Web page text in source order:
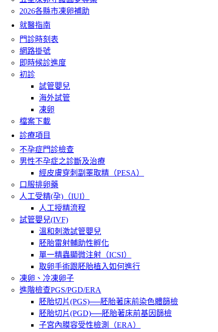
2026各縣市凍卵補助
就醫指南
門診時刻表
網路掛號
即時候診進度
初診
試管嬰兒
海外試管
凍卵
檔案下載
診療項目
不孕症門診檢查
男性不孕症之診斷及治療
經皮膚穿刺副睪取精（PESA）
口服排卵藥
人工受精(孕)（IUI）
人工授精流程
試管嬰兒(IVF)
溫和刺激試管嬰兒
胚胎雷射輔助性孵化
單一精蟲顯微注射（ICSI）
取卵手術跟胚胎植入如何進行
凍卵、冷凍卵子
進階檢查PGS/PGD/ERA
胚胎切片(PGS)──胚胎著床前染色體篩檢
胚胎切片(PGD)──胚胎著床前基因篩檢
子宮內膜容受性檢測（ERA）